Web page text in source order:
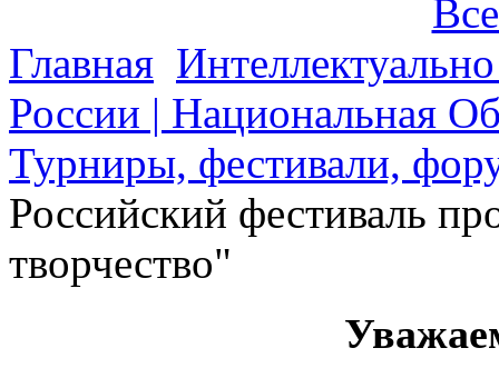
Главная
России | Национальная
Турниры, фестивали,
Российский фестиваль
творчество"